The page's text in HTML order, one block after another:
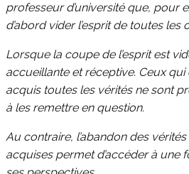
professeur d’université que, pour
d’abord vider l’esprit de toutes
Lorsque la coupe de l’esprit est
accueillante et réceptive. Ceux
acquis toutes les vérités ne sont
à les remettre en question.
Au contraire, l’abandon des
acquises permet d’accéder à une